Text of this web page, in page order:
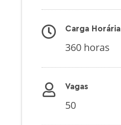
Carga Horária
360 horas
Vagas
50